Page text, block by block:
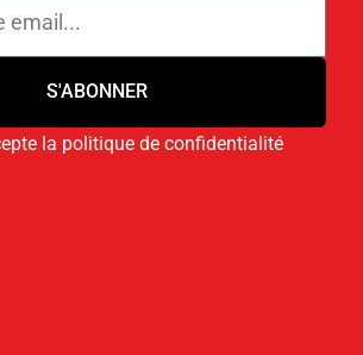
la politique de confidentialité
S'ABONNER